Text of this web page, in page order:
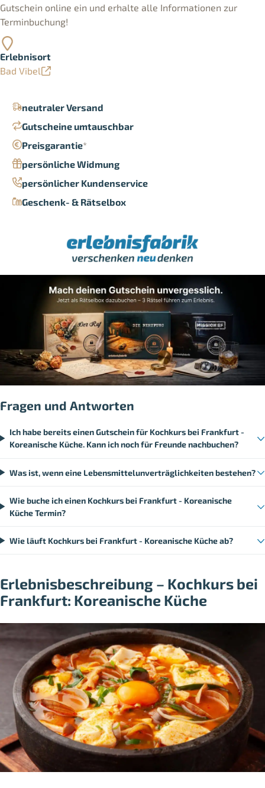
neutraler Versand
Gutscheine umtauschbar
Preisgarantie*
persönliche Widmung
persönlicher Kundenservice
Geschenk- & Rätselbox
Gutschein online ein und erhalte alle Informationen zur
Terminbuchung!
Erlebnisort
Bad Vibel
Fragen und Antworten
Ich habe bereits einen Gutschein für Kochkurs bei Frankfurt -
Koreanische Küche. Kann ich noch für Freunde nachbuchen?
Was ist, wenn eine Lebensmittelunverträglichkeiten bestehen?
Wie buche ich einen Kochkurs bei Frankfurt - Koreanische
Küche Termin?
Wie läuft Kochkurs bei Frankfurt - Koreanische Küche ab?
Erlebnisbeschreibung – Kochkurs bei
Frankfurt: Koreanische Küche